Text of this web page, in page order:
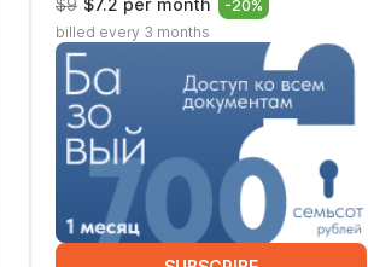
$9 $7.2 per month -20%
billed every 3 months